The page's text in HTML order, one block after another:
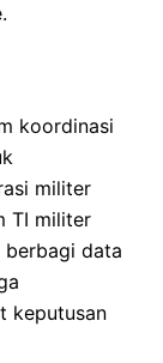
koordinasi
militer
TI militer
berbagi data
keputusan